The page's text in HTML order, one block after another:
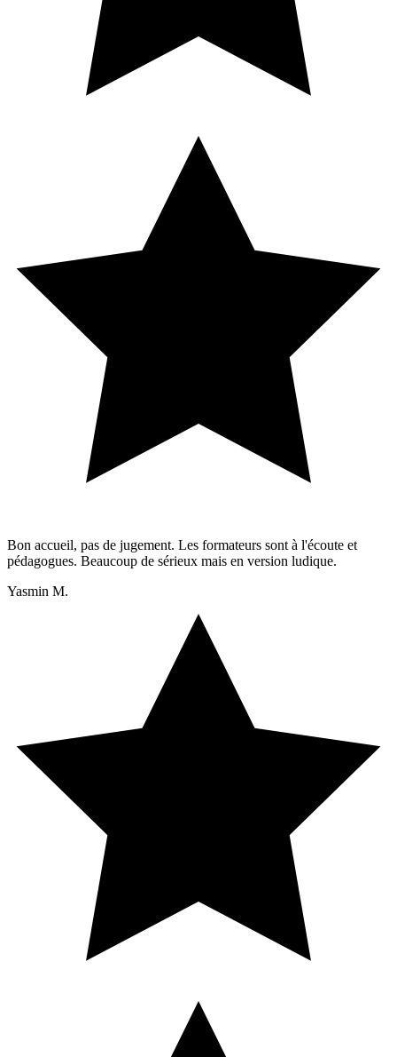
Bon accueil, pas de jugement. Les formateurs sont à l'écoute et
pédagogues. Beaucoup de sérieux mais en version ludique.
Yasmin M.